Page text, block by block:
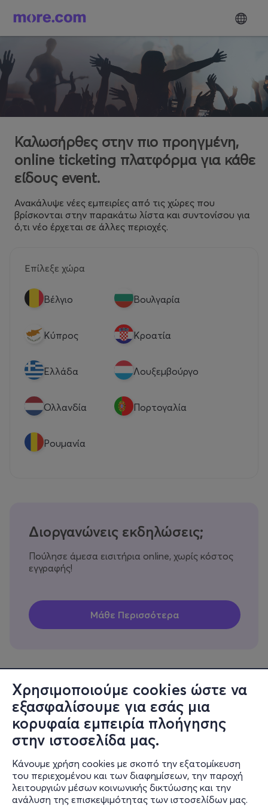
Χρησιμοποιούμε cookies ώστε να
εξασφαλίσουμε για εσάς μια
κορυφαία εμπειρία πλοήγησης
στην ιστοσελίδα μας.
Κάνουμε χρήση cookies με σκοπό την εξατομίκευση
του περιεχομένου και των διαφημίσεων, την παροχή
λειτουργιών μέσων κοινωνικής δικτύωσης και την
ανάλυση της επισκεψιμότητας των ιστοσελίδων μας.
Καλωσήρθες στην πιο προηγμένη,
online ticketing πλατφόρμα για κάθε
είδους event.
Ανακάλυψε νέες εμπειρίες από τις χώρες που
βρίσκονται στην παρακάτω λίστα και συντονίσου για
ό,τι νέο έρχεται σε άλλες περιοχές.
Επίλεξε χώρα
Βέλγιο Βουλγαρία
Κύπρος Κροατία
Eλλάδα Λουξεμβούργο
Ολλανδία Πορτογαλία
Ρουμανία
Διοργανώνεις εκδηλώσεις;
Πούλησε άμεσα εισιτήρια online, χωρίς κόστος
εγγραφής!
Πληροφορίες
Υποστήριξη
Stay Connected